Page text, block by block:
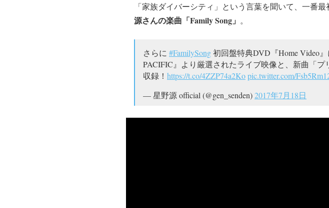
「家族ダイバーシティ」という言葉を聞いて、一番
源さんの楽曲「Family Song」 。
さらに #FamilySong初回盤特典DVD『Home Video
PACIFIC』より厳選されたライブ映像と、新曲「
収録！ https://t.co/4ZZP74a2Kopic.twitter.com/
— 星野源 official (@gen_senden)2017年7月18日